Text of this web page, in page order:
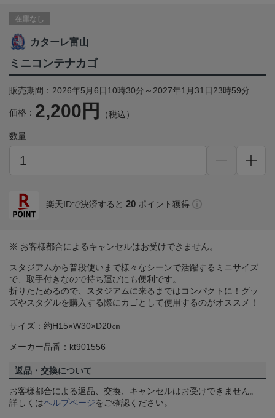
在庫なし
カターレ富山
ミニコンテナカゴ
販売期間：2026年5月6日10時30分～2027年1月31日23時59分
価格： 2,200円 （税込）
数量
楽天IDで決済すると 20 ポイント獲得
※ お客様都合によるキャンセルはお受けできません。
スタジアムから普段使いまで様々なシーンで活躍するミニサイズ
で、取手付きなので持ち運びにも便利です。
折りたためるので、スタジアムに来るまではコンパクトに！グッ
ズやスタグルを購入する際にカゴとして使用するのがオススメ！
サイズ：約H15×W30×D20㎝
メーカー品番：kt901556
返品・交換について
お客様都合による返品、交換、キャンセルはお受けできません。
詳しくはヘルプページをご確認ください。